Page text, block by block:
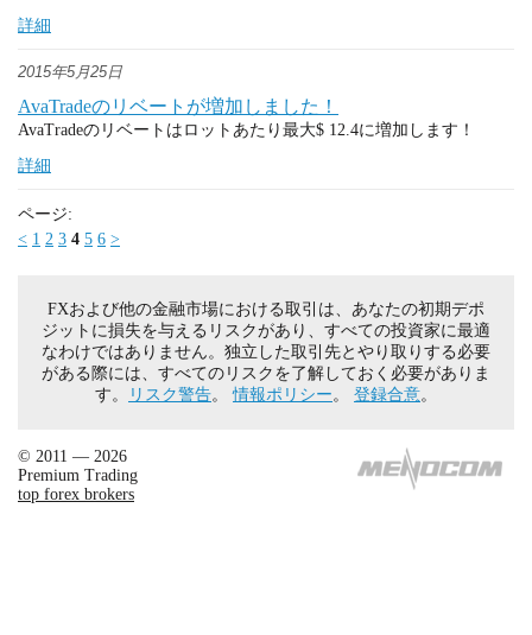
詳細
2015年5月25日
AvaTradeのリベートが増加しました！
AvaTradeのリベートはロットあたり最大$ 12.4に増加します！
詳細
ページ:
< 1 2 3 4 5 6 >
FXおよび他の金融市場における取引は、あなたの初期デポ
ジットに損失を与えるリスクがあり、すべての投資家に最適
なわけではありません。独立した取引先とやり取りする必要
がある際には、すべてのリスクを了解しておく必要がありま
す。
リスク警告。情報ポリシー。 登録合意。
© 2011 — 2026
Premium Trading
top forex brokers